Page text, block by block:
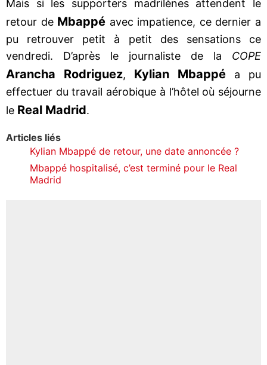
Mais si les supporters madrilènes attendent le
retour de Mbappé avec impatience, ce dernier a
pu retrouver petit à petit des sensations ce
vendredi. D’après le journaliste de la COPE
Arancha Rodriguez, Kylian Mbappé a pu
effectuer du travail aérobique à l’hôtel où séjourne
le Real Madrid.
Articles liés
Kylian Mbappé de retour, une date annoncée ?
Mbappé hospitalisé, c’est terminé pour le Real
Madrid